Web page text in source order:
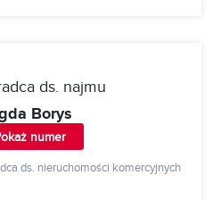
ds. najmu
Borys
numer
ds. nieruchomości komercyjnych